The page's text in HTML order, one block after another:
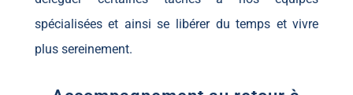
spécialisées et ainsi se libérer du temps et vivre
plus sereinement.